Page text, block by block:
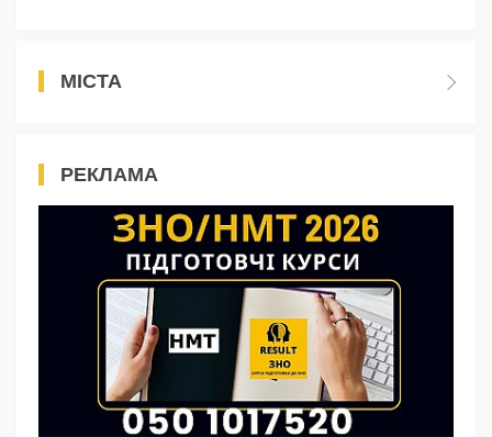
МІСТА
РЕКЛАМА